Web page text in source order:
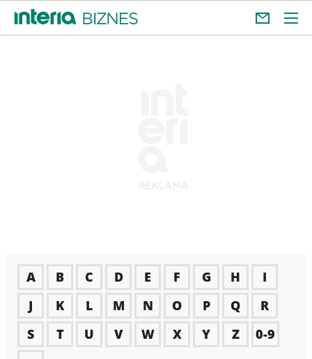
A B C D E F G H
I
J
K L M N O P Q
R
S
T U V W X Y Z
0-9